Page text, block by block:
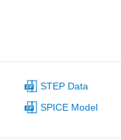
STEP Data
SPICE Model